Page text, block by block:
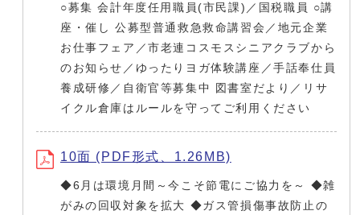
○募集 会計年度任用職員(市民課)／国税職員 ○講
座・催し 公募型普通救急救命講習会／地元企業
お仕事フェア／市老連コスモスシニアクラブから
のお知らせ／ゆったりヨガ体験講座／手話奉仕員
養成研修／自衛官等募集中 図書室だより／リサ
イクル倉庫はルールを守ってご利用ください
10面 (PDF形式、1.26MB)
◆6月は環境月間～今こそ節電にご協力を～ ◆雑
がみの回収対象を拡大 ◆ガス管損傷事故防止の